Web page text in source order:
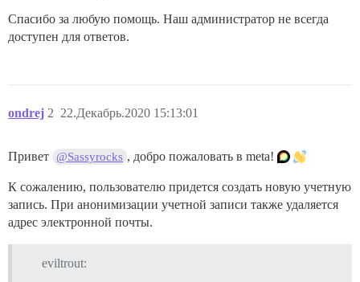
Спасибо за любую помощь. Наш администратор не всегда
доступен для ответов.
ondrej 22.Декабрь.2020 15:13:01
2
Привет @Sassyrocks , добро пожаловать в meta!
К сожалению, пользователю придется создать новую учетную
запись. При анонимизации учетной записи также удаляется
адрес электронной почты.
eviltrout: